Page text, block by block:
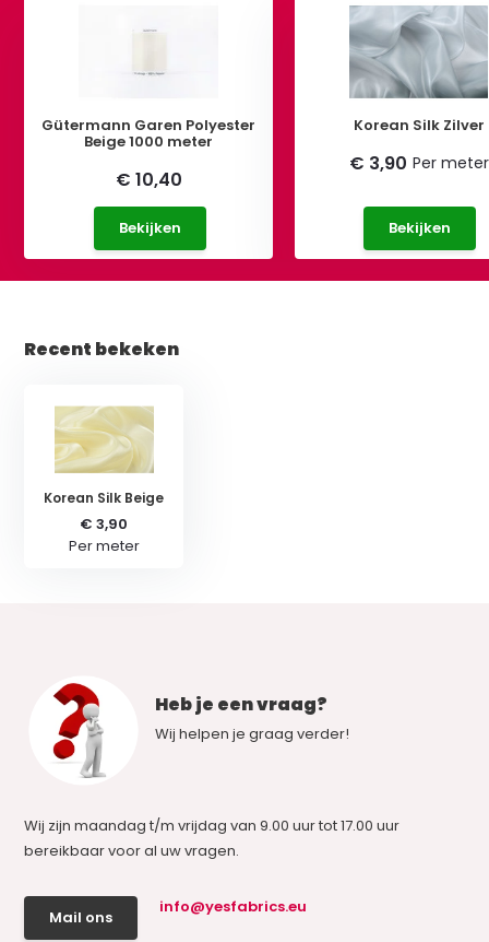
Gütermann Garen Polyester
Beige 1000 meter
€ 10,40
Bekijken
Korean Silk Zilver
€ 3,90 Per meter
Bekijken
Recent bekeken
Korean Silk Beige
€ 3,90
Per meter
Heb je een vraag?
Wij helpen je graag verder!
Wij zijn maandag t/m vrijdag van 9.00 uur tot 17.00 uur
bereikbaar voor al uw vragen.
Mail ons
info@yesfabrics.eu